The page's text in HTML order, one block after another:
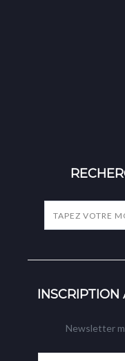
Newsletter